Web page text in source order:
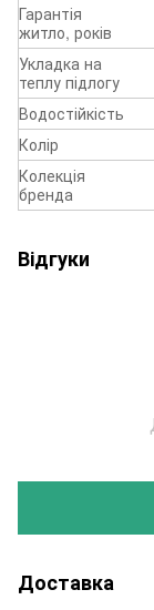
Гарантія
житло, років
Укладка на
теплу підлогу
Водостійкість
Колір
Колекція
бренда
Відгуки
Доставка